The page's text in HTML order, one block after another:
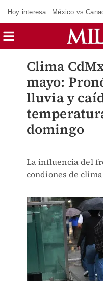
Hoy interesa: México vs
Clima
mayo:
lluvia y
domingo
La influencia del
condiones de